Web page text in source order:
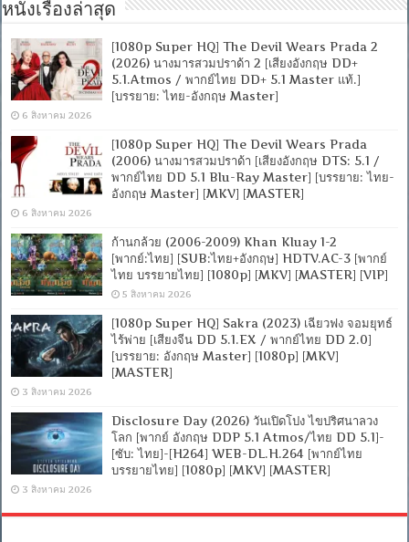
อังกฤษ
Master]
[MASTER]
หนังเรื่องล่าสุด
[1080p Super HQ] The Devil Wears Prada 2
(2026) นางมารสวมปราด้า 2 [เสียงอังกฤษ DD+
5.1.Atmos / พากย์ไทย DD+ 5.1 Master แท้.]
[บรรยาย: ไทย-อังกฤษ Master]
6 สิงหาคม 2026
[1080p Super HQ] The Devil Wears Prada
(2006) นางมารสวมปราด้า [เสียงอังกฤษ DTS: 5.1 /
พากย์ไทย DD 5.1 Blu-Ray Master] [บรรยาย: ไทย-
อังกฤษ Master] [MKV] [MASTER]
6 สิงหาคม 2026
ก้านกล้วย (2006-2009) Khan Kluay 1-2
[พากย์:ไทย] [SUB:ไทย+อังกฤษ] HDTV.AC-3 [พากย์
ไทย บรรยายไทย] [1080p] [MKV] [MASTER] [VIP]
5 สิงหาคม 2026
[1080p Super HQ] Sakra (2023) เฉียวฟง จอมยุทธ์
ไร้พ่าย [เสียงจีน DD 5.1.EX / พากย์ไทย DD 2.0]
[บรรยาย: อังกฤษ Master] [1080p] [MKV]
[MASTER]
3 สิงหาคม 2026
Disclosure Day (2026) วันเปิดโปง ไขปริศนาลวง
โลก [พากย์ อังกฤษ DDP 5.1 Atmos/ไทย DD 5.1]-
[ซับ: ไทย]-[H264] WEB-DL.H.264 [พากย์ไทย
บรรยายไทย] [1080p] [MKV] [MASTER]
3 สิงหาคม 2026